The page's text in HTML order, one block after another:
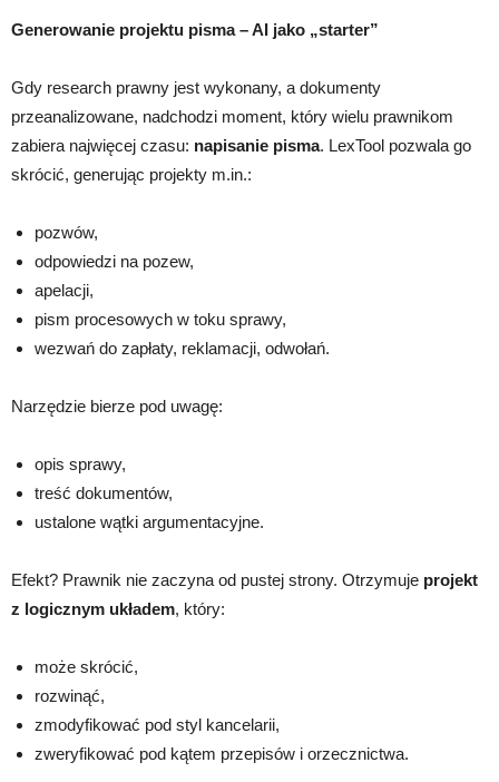
Generowanie projektu pisma – AI jako „starter”
Gdy research prawny jest wykonany, a dokumenty
przeanalizowane, nadchodzi moment, który wielu prawnikom
zabiera najwięcej czasu: napisanie pisma. LexTool pozwala go
skrócić, generując projekty m.in.:
pozwów,
odpowiedzi na pozew,
apelacji,
pism procesowych w toku sprawy,
wezwań do zapłaty, reklamacji, odwołań.
Narzędzie bierze pod uwagę:
opis sprawy,
treść dokumentów,
ustalone wątki argumentacyjne.
Efekt? Prawnik nie zaczyna od pustej strony. Otrzymuje projekt
z logicznym układem, który:
może skrócić,
rozwinąć,
zmodyfikować pod styl kancelarii,
zweryfikować pod kątem przepisów i orzecznictwa.